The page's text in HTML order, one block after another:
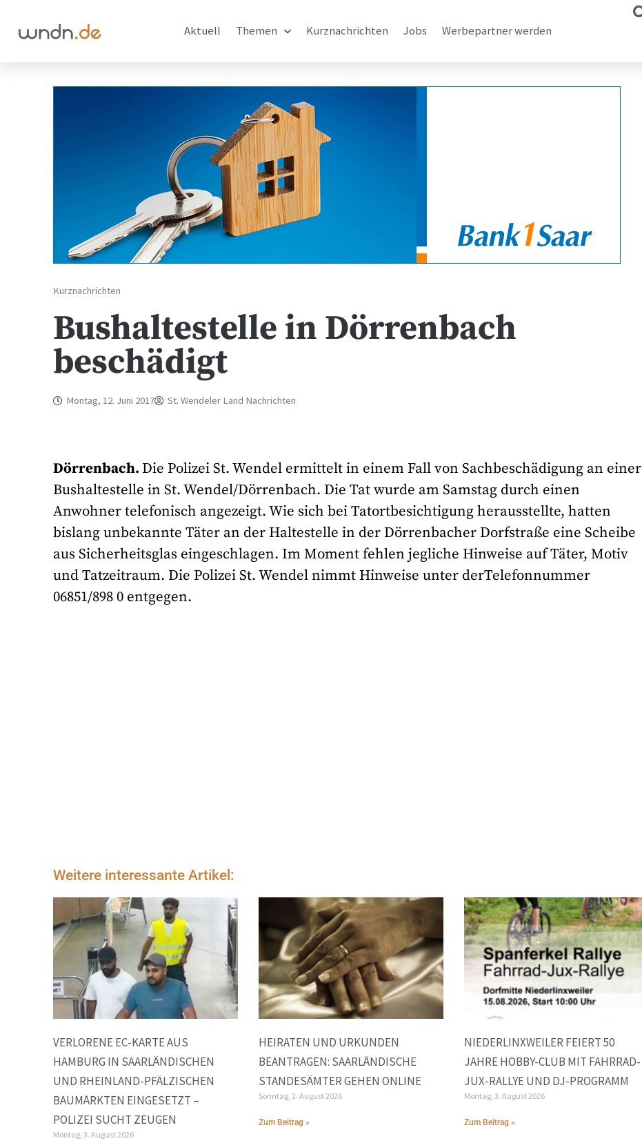
Aktuell Themen Kurznachrichten Jobs Werbepartner werden
Kurznachrichten
Bushaltestelle in Dörrenbach
beschädigt
Montag, 12. Juni 2017 St. Wendeler Land Nachrichten
Dörrenbach. Die Polizei St. Wendel ermittelt in einem Fall von Sachbeschädigung an einer
Bushaltestelle in St. Wendel/Dörrenbach. Die Tat wurde am Samstag durch einen
Anwohner telefonisch angezeigt. Wie sich bei Tatortbesichtigung herausstellte, hatten
bislang unbekannte Täter an der Haltestelle in der Dörrenbacher Dorfstraße eine Scheibe
aus Sicherheitsglas eingeschlagen. Im Moment fehlen jegliche Hinweise auf Täter, Motiv
und Tatzeitraum. Die Polizei St. Wendel nimmt Hinweise unter derTelefonnummer
06851/898 0 entgegen.
Weitere interessante Artikel:
VERLORENE EC-KARTE AUS
HAMBURG IN SAARLÄNDISCHEN
UND RHEINLAND-PFÄLZISCHEN
BAUMÄRKTEN EINGESETZT –
POLIZEI SUCHT ZEUGEN
Montag, 3. August 2026
HEIRATEN UND URKUNDEN
BEANTRAGEN: SAARLÄNDISCHE
STANDESÄMTER GEHEN ONLINE
Sonntag, 2. August 2026
Zum Beitrag »
NIEDERLINXWEILER FEIERT 50
JAHRE HOBBY-CLUB MIT FAHRRAD-
JUX-RALLYE UND DJ-PROGRAMM
Montag, 3. August 2026
Zum Beitrag »